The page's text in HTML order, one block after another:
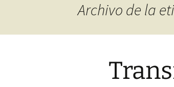
Archivo de la